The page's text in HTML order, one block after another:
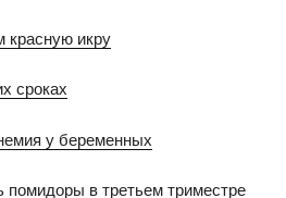
икру
сроках
у беременных
в третьем триместре